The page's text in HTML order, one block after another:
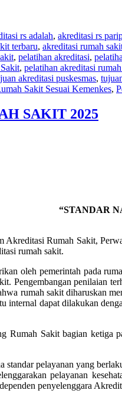
rs adalah, akreditasi rs
terbaru, akreditasi rumah
, pelatihan akreditasi,
, pelatihan akreditasi
akreditasi puskesmas,
Sakit Sesuai Kemenkes,
SAKIT 2025
“STANDAR
Rumah Sakit,
rumah sakit.
oleh pemerintah pada
Pengembangan penilaian
rumah sakit diharuskan
internal dapat dilakukan
Sakit bagian ketiga
standar pelayanan yang
pelayanan
penyelenggara